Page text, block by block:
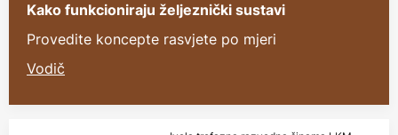
Kako funkcioniraju željeznički sustavi
Provedite koncepte rasvjete po mjeri
Vodič